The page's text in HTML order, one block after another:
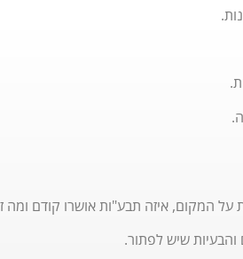
המקום, איזה תבע"ות אושרו קודם ומה
שיש לפתור.